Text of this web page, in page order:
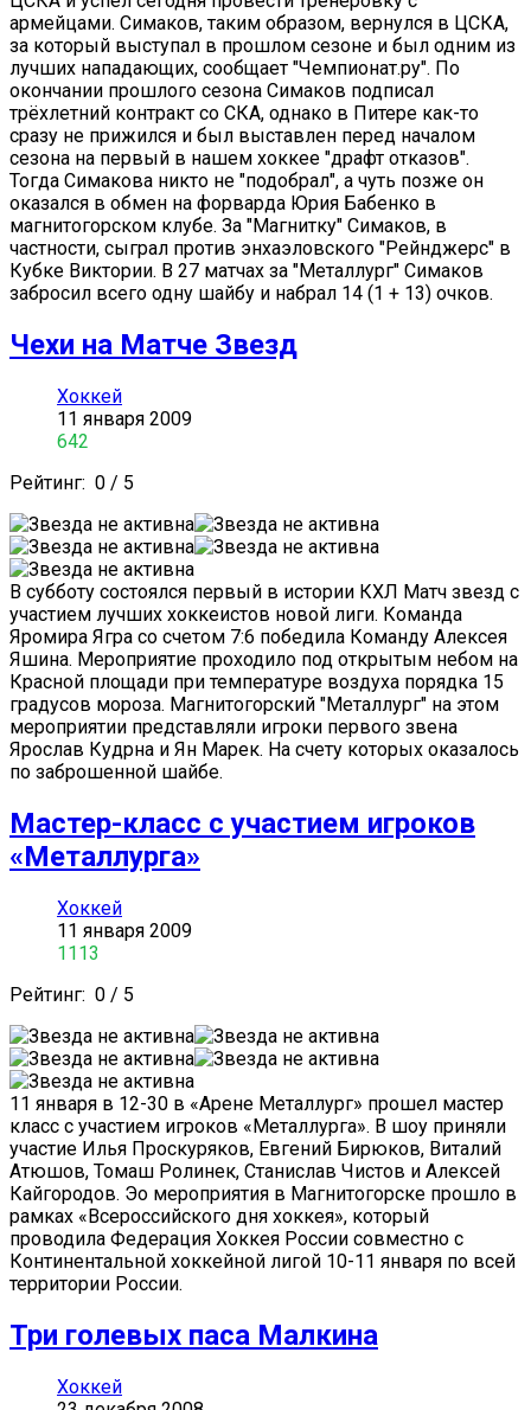
армейцами. Симаков, таким образом, вернулся в ЦСКА,
за который выступал в прошлом сезоне и был одним из
лучших нападающих, сообщает "Чемпионат.ру". По
окончании прошлого сезона Симаков подписал
трёхлетний контракт со СКА, однако в Питере как-то
сразу не прижился и был выставлен перед началом
сезона на первый в нашем хоккее "драфт отказов".
Тогда Симакова никто не "подобрал", а чуть позже он
оказался в обмен на форварда Юрия Бабенко в
магнитогорском клубе. За "Магнитку" Симаков, в
частности, сыграл против энхаэловского "Рейнджерс" в
Кубке Виктории. В 27 матчах за "Металлург" Симаков
забросил всего одну шайбу и набрал 14 (1 + 13) очков.
Чехи на Матче Звезд
Хоккей
11 января 2009
642
Рейтинг: 0 / 5
В субботу состоялся первый в истории КХЛ Матч звезд с
участием лучших хоккеистов новой лиги. Команда
Яромира Ягра со счетом 7:6 победила Команду Алексея
Яшина. Мероприятие проходило под открытым небом на
Красной площади при температуре воздуха порядка 15
градусов мороза. Магнитогорский "Металлург" на этом
мероприятии представляли игроки первого звена
Ярослав Кудрна и Ян Марек. На счету которых оказалось
по заброшенной шайбе.
Мастер-класс с участием игроков
«Металлурга»
Хоккей
11 января 2009
1113
Рейтинг: 0 / 5
11 января в 12-30 в «Арене Металлург» прошел мастер
класс с участием игроков «Металлурга». В шоу приняли
участие Илья Проскуряков, Евгений Бирюков, Виталий
Атюшов, Томаш Ролинек, Станислав Чистов и Алексей
Кайгородов. Эо мероприятия в Магнитогорске прошло в
рамках «Всероссийского дня хоккея», который
проводила Федерация Хоккея России совместно с
Континентальной хоккейной лигой 10-11 января по всей
территории России.
Три голевых паса Малкина
Хоккей